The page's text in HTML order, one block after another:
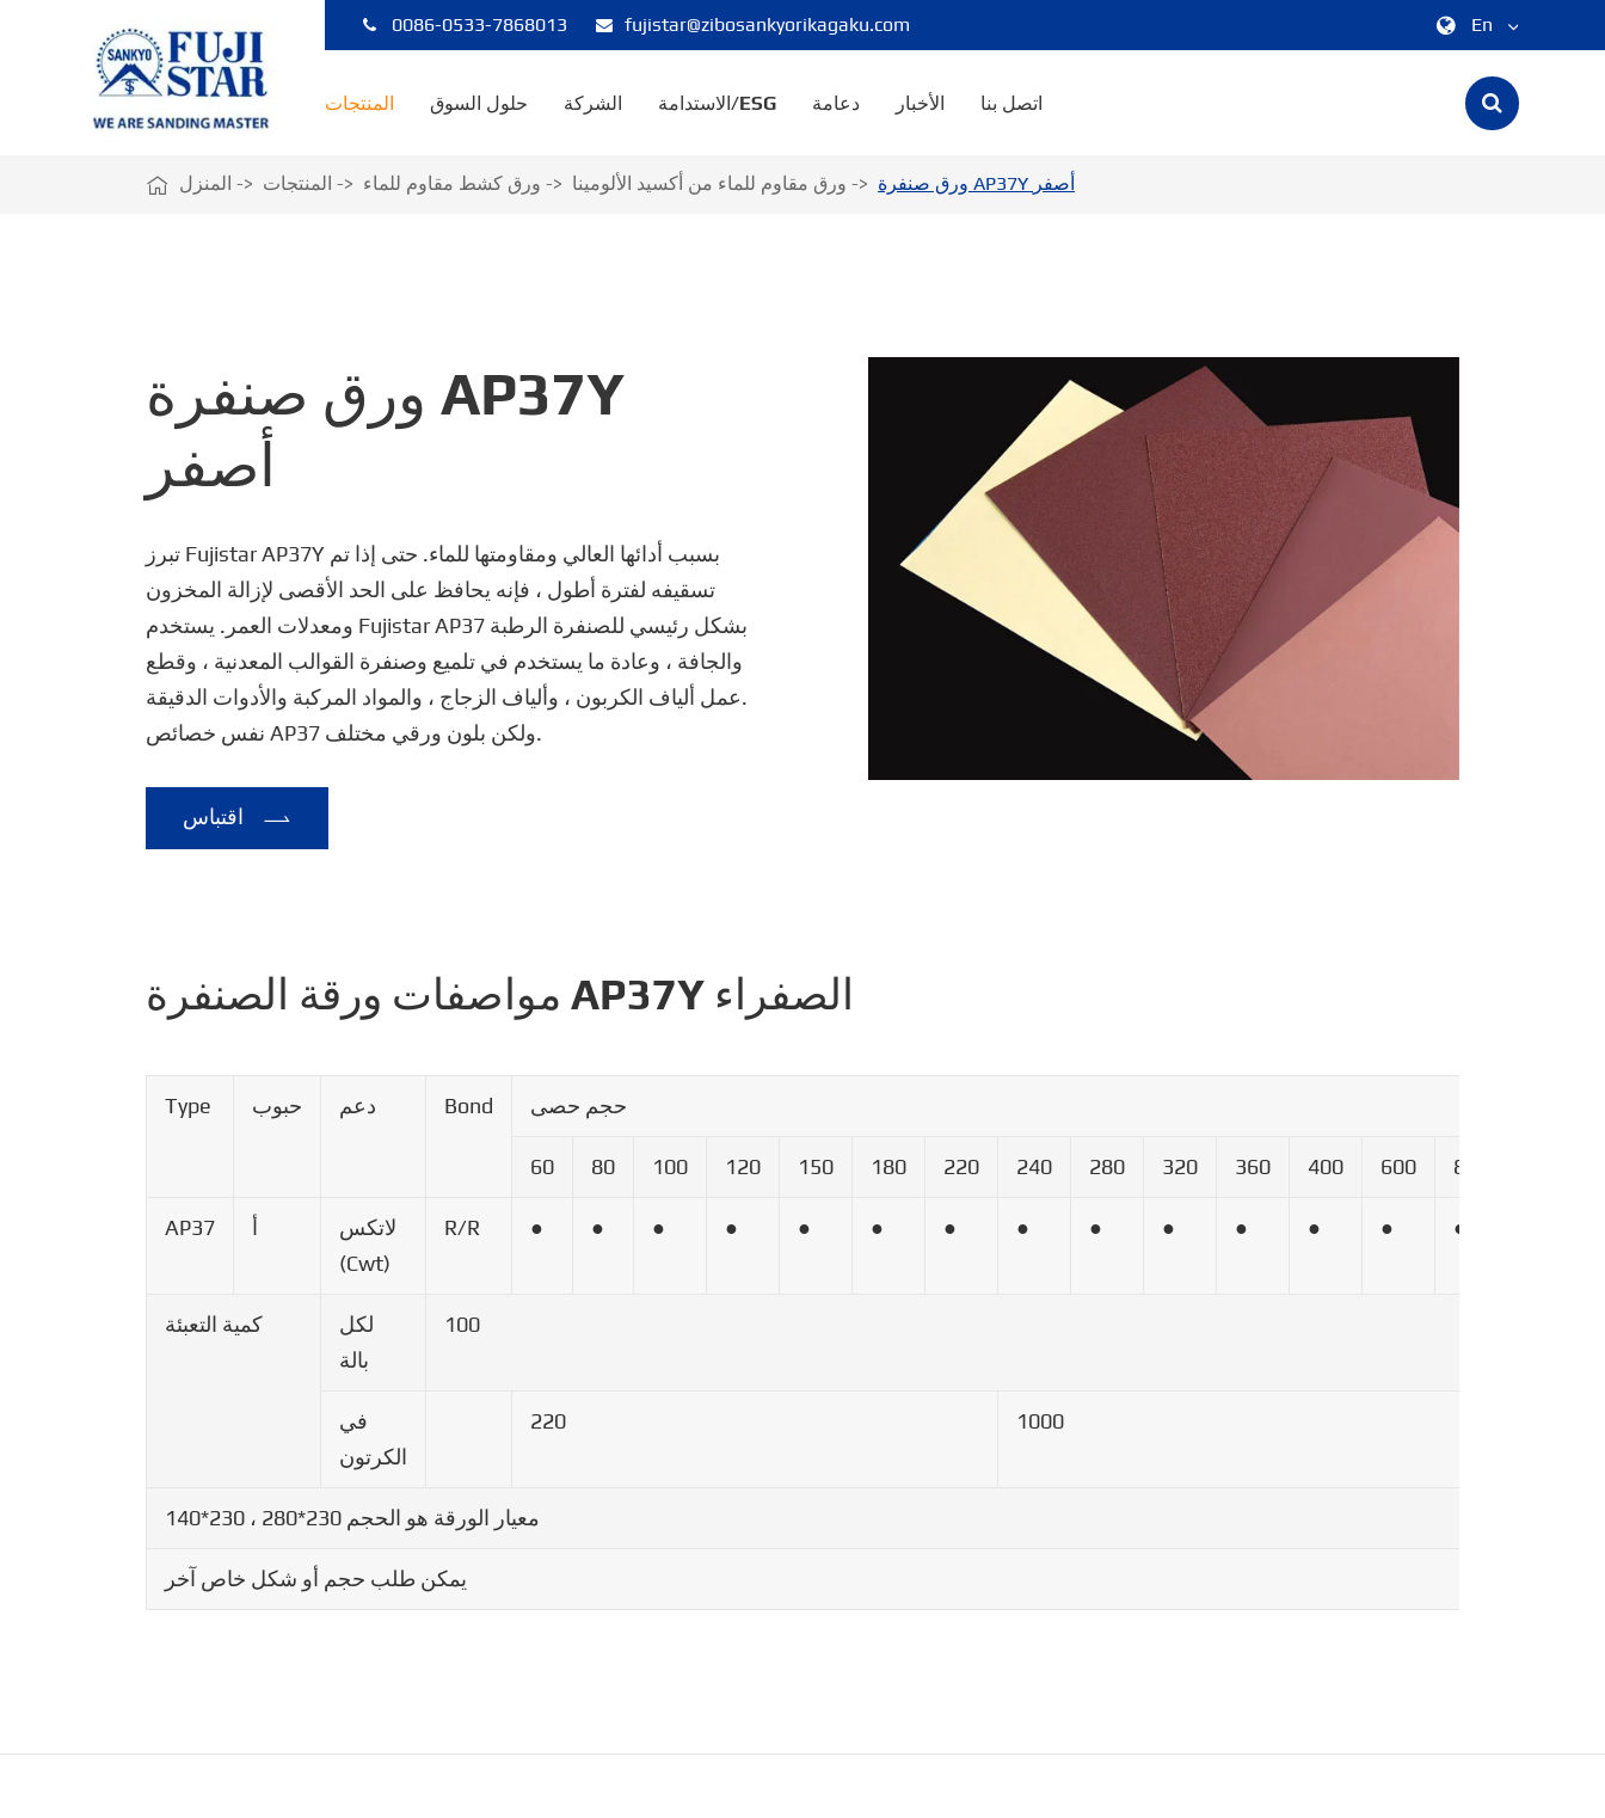
0086-0533-7868013 fujistar@zibosankyorikagaku.com En
Español
italiano
русский
português
العربية
المنتجات حلول السوق الشركة الاستدامة/ESG دعامة الأخبار اتصل بنا
 المنزل المنتجات ورق كشط مقاوم للماء ورق مقاوم للماء من أكسيد الألومينا ورق صنفرة AP37Y أصفر
ورق صنفرة AP37Y
أصفر
تبرز Fujistar AP37Y بسبب أدائها العالي ومقاومتها للماء. حتى إذا تم
تسقيفه لفترة أطول ، فإنه يحافظ على الحد الأقصى لإزالة المخزون
ومعدلات العمر. يستخدم Fujistar AP37 بشكل رئيسي للصنفرة الرطبة
والجافة ، وعادة ما يستخدم في تلميع وصنفرة القوالب المعدنية ، وقطع
عمل ألياف الكربون ، وألياف الزجاج ، والمواد المركبة والأدوات الدقيقة.
نفس خصائص AP37 ولكن بلون ورقي مختلف.

مواصفات ورقة الصنفرة AP37Y الصفراء
Type حبوب دعم Bond حجم حصى
60 80 100 120 150 180 220 240 280 320 360 400 600 800
AP37 أ
لاتكس
(Cwt)
R/R ● ● ● ● ● ● ● ● ● ● ● ● ● ●
كمية التعبئة
لكل
بالة
100
في
الكرتون
220 1000
معيار الورقة هو الحجم 230*280 ، 230*140
يمكن طلب حجم أو شكل خاص آخر